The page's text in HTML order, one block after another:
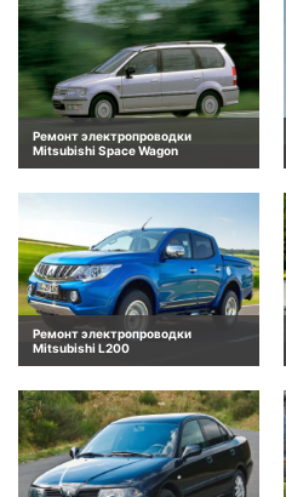
Ремонт электропроводки
Mitsubishi Space Wagon
Ремонт электропроводки
Mitsubishi L200